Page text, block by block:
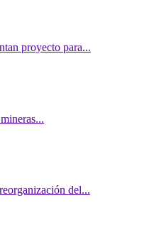
proyecto para...
del...